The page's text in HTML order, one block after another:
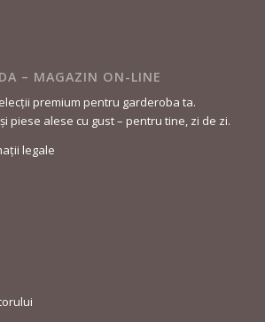
– MAGAZIN ON-LINE
premium pentru garderoba ta.
piese alese cu gust – pentru tine, zi de zi.
legale